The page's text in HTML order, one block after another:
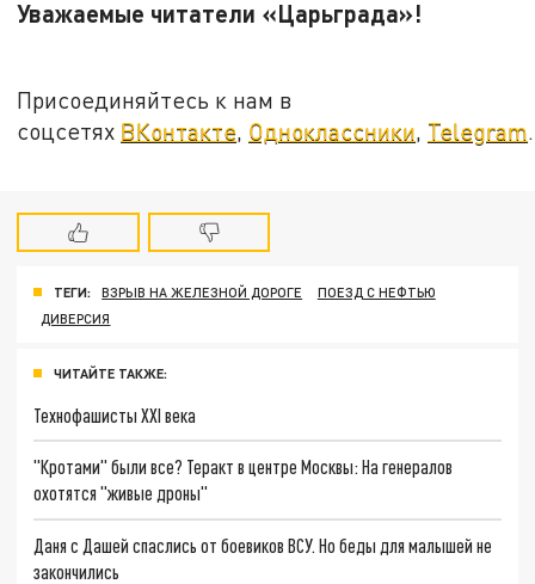
Уважаемые читатели «Царьграда»!
Присоединяйтесь к нам в
соцсетях ВКонтакте, Одноклассники, Telegram.
ТЕГИ: ВЗРЫВ НА ЖЕЛЕЗНОЙ ДОРОГЕ
ПОЕЗД С НЕФТЬЮ
ДИВЕРСИЯ
ЧИТАЙТЕ ТАКЖЕ:
Технофашисты XXI века
"Кротами" были все? Теракт в центре Москвы: На генералов
охотятся "живые дроны"
Даня с Дашей спаслись от боевиков ВСУ. Но беды для малышей не
закончились